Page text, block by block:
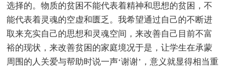
选择的。物质的贫困不能代表着精神和思想的贫困，不
能代表着灵魂的空虚和匮乏。我希望通过自己的不断进
取来充实自己的思想和灵魂空间，来改善自己目前不富
裕的现状，来改善贫困的家庭境况于是，让学生在承蒙
周围的人关爱与帮助时说一声‘谢谢’，意义就显得相当重